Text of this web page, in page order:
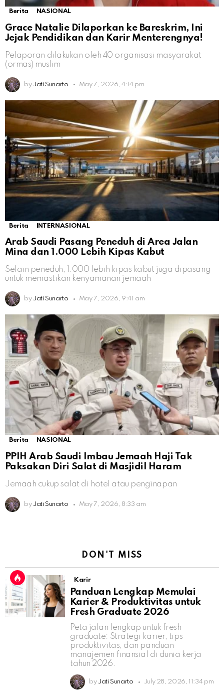
Berita NASIONAL
Grace Natalie Dilaporkan ke Bareskrim, Ini
Jejak Pendidikan dan Karir Menterengnya!
Pelaporan dilakukan oleh 40 organisasi masyarakat
(ormas) muslim
by Jati Sunarto May 7, 2026, 4:14 pm
Berita INTERNASIONAL
Arab Saudi Pasang Peneduh di Area Jalan
Mina dan 1.000 Lebih Kipas Kabut
Selain peneduh, 1.000 lebih kipas kabut juga dipasang
untuk memastikan kenyamanan jemaah
by Jati Sunarto May 7, 2026, 9:41 am
Berita NASIONAL
PPIH Arab Saudi Imbau Jemaah Haji Tak
Paksakan Diri Salat di Masjidil Haram
Jemaah cukup salat di hotel atau penginapan
by Jati Sunarto May 7, 2026, 8:33 am
DON'T MISS
Karir
Panduan Lengkap Memulai
Karier & Produktivitas untuk
Fresh Graduate 2026
Peta jalan lengkap untuk fresh
graduate: Strategi karier, tips
produktivitas, dan panduan
manajemen finansial di dunia kerja
tahun 2026.
by Jati Sunarto July 28, 2026, 11:34 pm